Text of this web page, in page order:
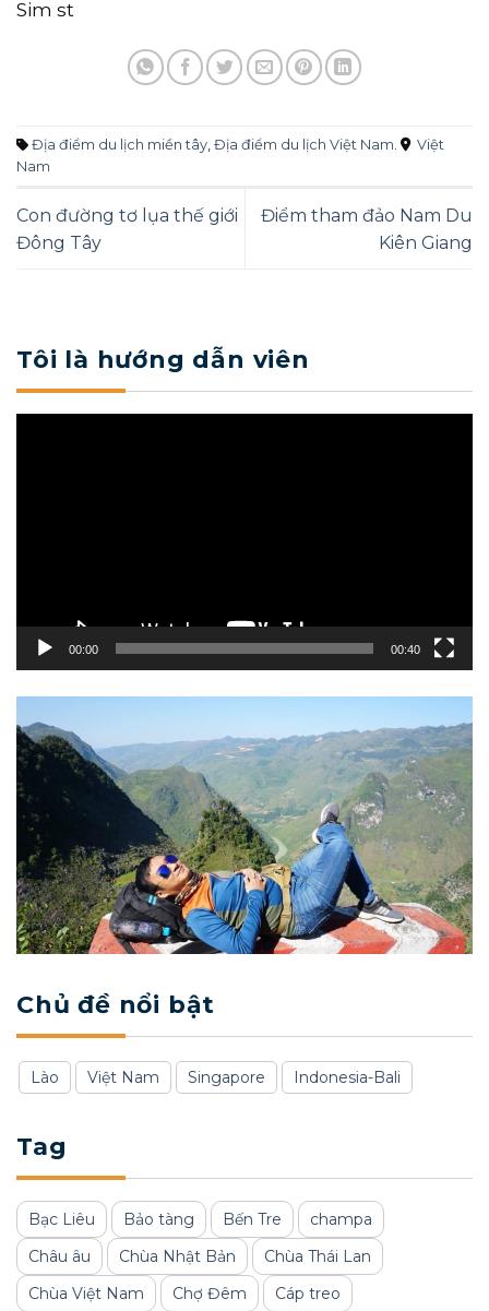
Sim st
Địa điểm du lịch miền tây Địa điểm du lịch Việt Nam
Việt
Nam
Con đường tơ lụa thế giới
Đông Tây
Điểm tham đảo Nam Du
Kiên Giang
Tôi là hướng dẫn viên
00:00 00:40
Chủ đề nổi bật
Lào Việt Nam Singapore Indonesia-Bali
Tag
Bạc Liêu Bảo tàng Bến Tre
champa
Châu âu
Chùa Nhật Bản
Chùa Thái Lan
Chùa Việt Nam
Chợ Đêm
Cáp treo